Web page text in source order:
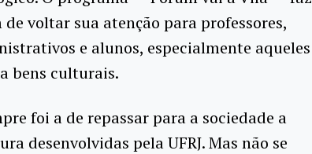
voltar sua atenção para professores,
e alunos, especialmente aqueles
bens culturais.
foi a de repassar para a sociedade a
desenvolvidas pela UFRJ. Mas não se